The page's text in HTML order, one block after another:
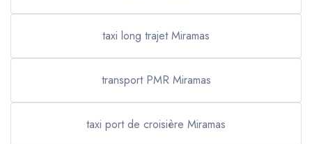
taxi long trajet Miramas
transport PMR Miramas
taxi port de croisière Miramas